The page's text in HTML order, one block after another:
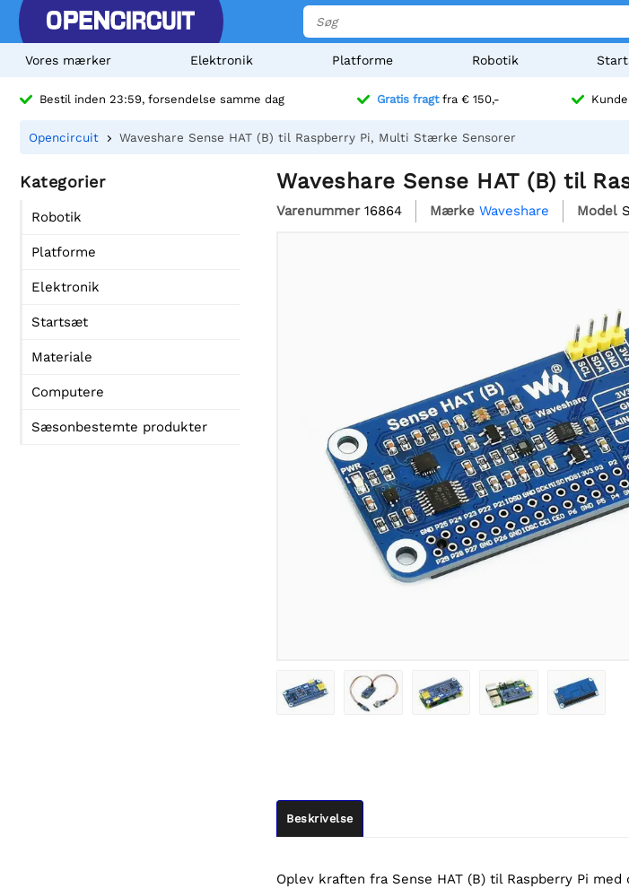
Vores mærker Elektronik Platforme Robotik
Bestil inden 23:59, forsendelse samme dag Gratis fragtfra € 150,-
Opencircuit Waveshare Sense HAT (B) til Raspberry Pi, Multi Stærke Sensorer
Kategorier
Robotik
Platforme
Elektronik
Startsæt
Materiale
Computere
Sæsonbestemte produkter
Waveshare Sense HAT (B) til
Varenummer 16864 Mærke Waveshare Model
Beskrivelse
Oplev kraften fra Sense HAT (B) til Raspberry Pi